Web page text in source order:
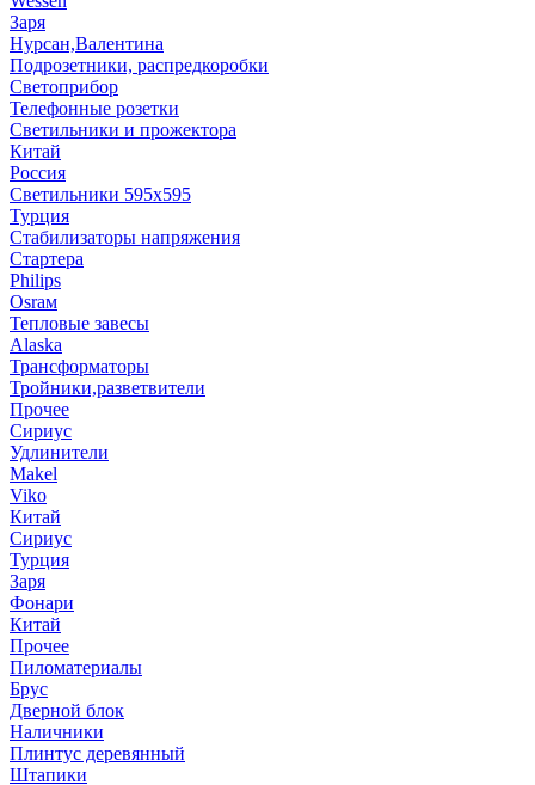
Заря
Нурсан,Валентина
Подрозетники, распредкоробки
Светоприбор
Телефонные розетки
Светильники и прожектора
Китай
Россия
Светильники 595х595
Турция
Стабилизаторы напряжения
Стартера
Philips
Оsrам
Тепловые завесы
Alaska
Трансформаторы
Тройники,разветвители
Прочее
Сириус
Удлинители
Makel
Viko
Китай
Сириус
Турция
Заря
Фонари
Китай
Прочее
Пиломатериалы
Брус
Дверной блок
Наличники
Плинтус деревянный
Штапики